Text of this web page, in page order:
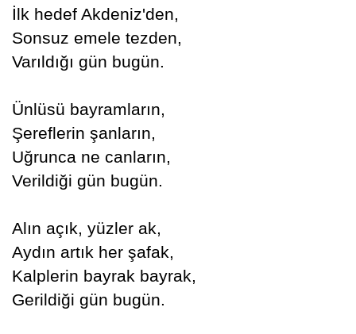
İlk hedef Akdeniz'den,
Sonsuz emele tezden,
Varıldığı gün bugün.
Ünlüsü bayramların,
Şereflerin şanların,
Uğrunca ne canların,
Verildiği gün bugün.
Alın açık, yüzler ak,
Aydın artık her şafak,
Kalplerin bayrak bayrak,
Gerildiği gün bugün.